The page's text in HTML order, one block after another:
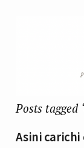
Posts tagged
Asini